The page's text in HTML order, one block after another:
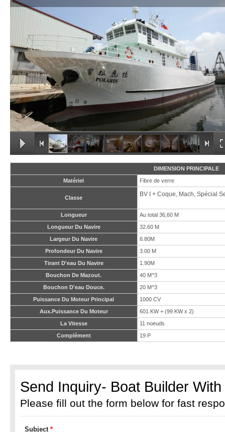
DIMENSION PRINCIPALE
Matériel
Fibre de verre
Classe BV I + Coque, Mach, Spécial
Longueur
Au total 36,60 M
Longueur Du Navire
32.60 M
Largeur Du Navire
6.80M
Profondeur Du Navire
3.00 M
Tirant D'eau Du Navire
1.90M
Bouchon De Mazout.
40 M^3
Bouchon D'eau Douce.
20 M^3
Puissance Du Moteur Principal
1000 CV
Aux.Puissance Du Moteur
601 KW + (99 KW x 2)
La Vitesse
11 noeuds
Complément
19 P